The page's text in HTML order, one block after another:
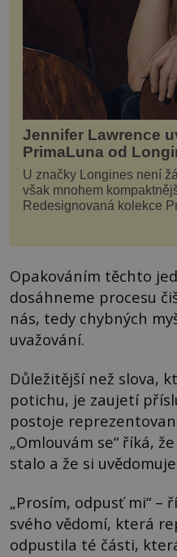
Jennifer Lawrence
PrimaLuna od
U značky Longines není
však mnohem
Redesignovaná kolekce
je značka Longines dnes
Opakováním těchto
dosáhneme procesu
nás, tedy chybných
uvažování.
Důležitější než slova,
potichu, je zaujetí
postoje
„Omlouvám se“ říká,
stalo a že si
„Prosím, odpusť mi“ –
svého vědomí, která
odpustila té části,